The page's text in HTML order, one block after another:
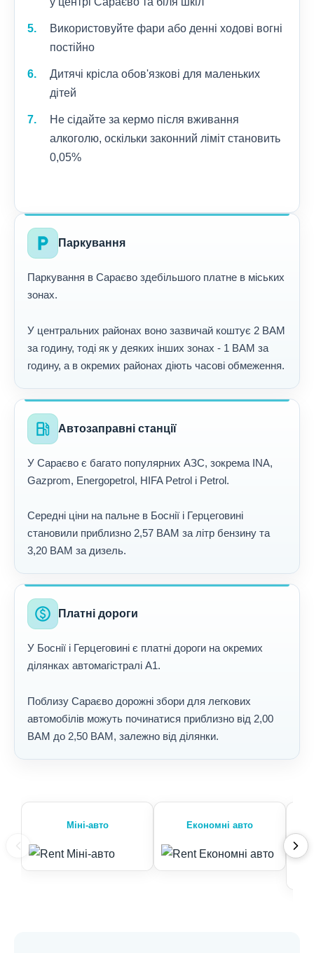
Використовуйте фари або денні ходові вогні
постійно
Дитячі крісла обов'язкові для маленьких
дітей
Не сідайте за кермо після вживання
алкоголю, оскільки законний ліміт становить
0,05%
local_parking Паркування
Паркування в Сараєво здебільшого платне в міських
зонах.
У центральних районах воно зазвичай коштує 2 BAM
за годину, тоді як у деяких інших зонах - 1 BAM за
годину, а в окремих районах діють часові обмеження.
local_gas_station Автозаправні станції
У Сараєво є багато популярних АЗС, зокрема INA,
Gazprom, Energopetrol, HIFA Petrol і Petrol.
Середні ціни на пальне в Боснії і Герцеговині
становили приблизно 2,57 BAM за літр бензину та
3,20 BAM за дизель.
paid Платні дороги
У Боснії і Герцеговині є платні дороги на окремих
ділянках автомагістралі A1.
Поблизу Сараєво дорожні збори для легкових
автомобілів можуть починатися приблизно від 2,00
BAM до 2,50 BAM, залежно від ділянки.
Міні-авто Економні авто